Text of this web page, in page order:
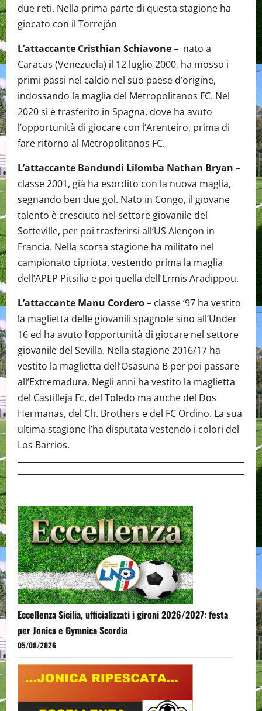
due reti. Nella prima parte di questa stagione ha
giocato con il Torrejón
L’attaccante Cristhian Schiavone– nato a
Caracas (Venezuela) il 12 luglio 2000, ha mosso i
primi passi nel calcio nel suo paese d’origine,
indossando la maglia del Metropolitanos FC. Nel
2020 si è trasferito in Spagna, dove ha avuto
l’opportunità di giocare con l’Arenteiro, prima di
fare ritorno al Metropolitanos FC.
L’attaccante Bandundi Lilomba Nathan Bryan –
classe 2001, già ha esordito con la nuova maglia,
segnando ben due gol. Nato in Congo, il giovane
talento è cresciuto nel settore giovanile del
Sotteville, per poi trasferirsi all’US Alençon in
Francia. Nella scorsa stagione ha militato nel
campionato cipriota, vestendo prima la maglia
dell’APEP Pitsilia e poi quella dell’Ermis Aradippou.
L’attaccante Manu Cordero– classe ’97 ha vestito
la maglietta delle giovanili spagnole sino all’Under
16 ed ha avuto l’opportunità di giocare nel settore
giovanile del Sevilla. Nella stagione 2016/17 ha
vestito la maglietta dell’Osasuna B per poi passare
all’Extremadura. Negli anni ha vestito la maglietta
del Castilleja Fc, del Toledo ma anche del Dos
Hermanas, del Ch. Brothers e del FC Ordino. La sua
ultima stagione l’ha disputata vestendo i colori del
Los Barrios.
Eccellenza Sicilia, ufficializzati i gironi 2026/2027: festa
per Jonica e Gymnica Scordia
05/08/2026